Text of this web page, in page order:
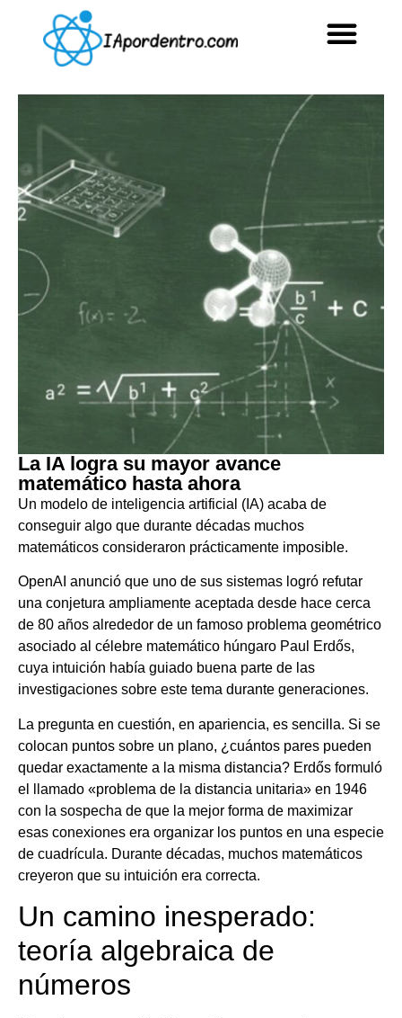
La IA logra su mayor avance
matemático hasta ahora
Un modelo de inteligencia artificial (IA) acaba de
conseguir algo que durante décadas muchos
matemáticos consideraron prácticamente imposible.
OpenAI anunció que uno de sus sistemas logró refutar
una conjetura ampliamente aceptada desde hace cerca
de 80 años alrededor de un famoso problema geométrico
asociado al célebre matemático húngaro Paul Erdős,
cuya intuición había guiado buena parte de las
investigaciones sobre este tema durante generaciones.
La pregunta en cuestión, en apariencia, es sencilla. Si se
colocan puntos sobre un plano, ¿cuántos pares pueden
quedar exactamente a la misma distancia? Erdős formuló
el llamado «problema de la distancia unitaria» en 1946
con la sospecha de que la mejor forma de maximizar
esas conexiones era organizar los puntos en una especie
de cuadrícula. Durante décadas, muchos matemáticos
creyeron que su intuición era correcta.
Un camino inesperado:
teoría algebraica de
números